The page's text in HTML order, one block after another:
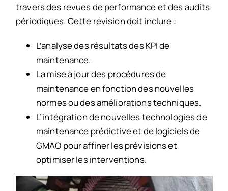
travers des revues de performance et des audits
périodiques. Cette révision doit inclure :
L’analyse des résultats des KPI de
maintenance.
La mise à jour des procédures de
maintenance en fonction des nouvelles
normes ou des améliorations techniques.
L’intégration de nouvelles technologies de
maintenance prédictive et de logiciels de
GMAO pour affiner les prévisions et
optimiser les interventions.